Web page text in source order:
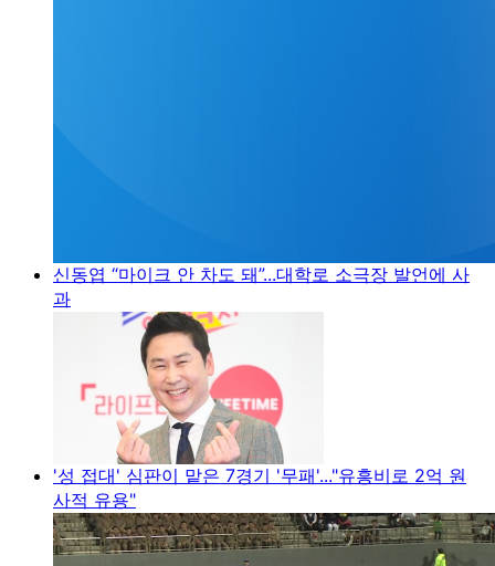
신동엽 “마이크 안 차도 돼”...대학로 소극장 발언에 사
과
'성 접대' 심판이 맡은 7경기 '무패'..."유흥비로 2억 원
사적 유용"